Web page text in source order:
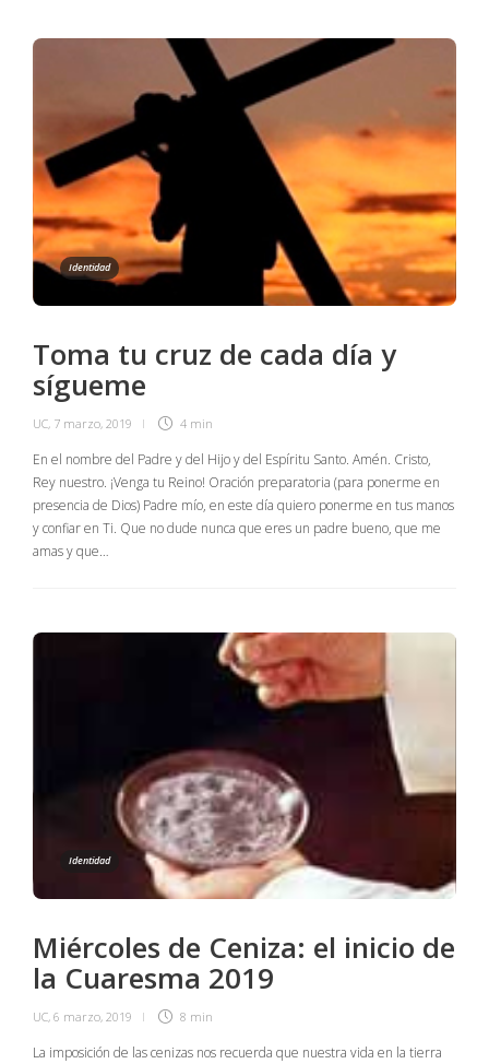
Identidad
Toma tu cruz de cada día y
sígueme
UC, 7 marzo, 2019 4 min
En el nombre del Padre y del Hijo y del Espíritu Santo. Amén. Cristo,
Rey nuestro. ¡Venga tu Reino! Oración preparatoria (para ponerme en
presencia de Dios) Padre mío, en este día quiero ponerme en tus manos
y confiar en Ti. Que no dude nunca que eres un padre bueno, que me
amas y que…
Identidad
Miércoles de Ceniza: el inicio de
la Cuaresma 2019
UC, 6 marzo, 2019 8 min
La imposición de las cenizas nos recuerda que nuestra vida en la tierra